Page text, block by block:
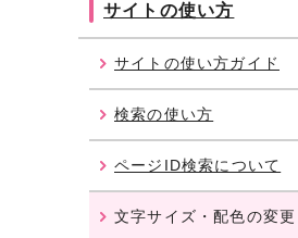
サイトの使い方
サイトの使い方ガイド
検索の使い方
ページID検索について
文字サイズ・配色の変更